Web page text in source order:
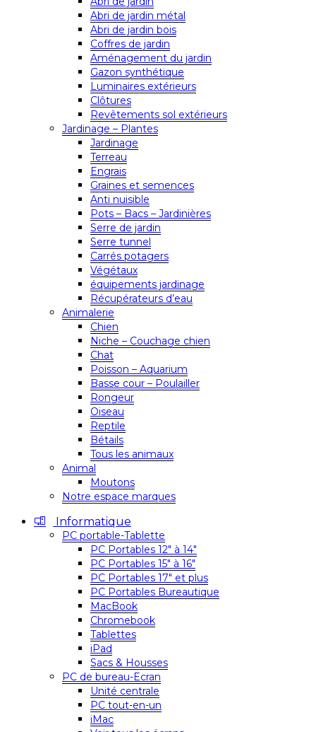
Abri de jardin métal
Abri de jardin bois
Coffres de jardin
Aménagement du jardin
Gazon synthétique
Luminaires extérieurs
Clôtures
Revêtements sol extérieurs
Jardinage – Plantes
Jardinage
Terreau
Engrais
Graines et semences
Anti nuisible
Pots – Bacs – Jardinières
Serre de jardin
Serre tunnel
Carrés potagers
Végétaux
équipements jardinage
Récupérateurs d’eau
Animalerie
Chien
Niche – Couchage chien
Chat
Poisson – Aquarium
Basse cour – Poulailler
Rongeur
Oiseau
Reptile
Bétails
Tous les animaux
Animal
Moutons
Notre espace marques
Informatique
PC portable-Tablette
PC Portables 12″ à 14″
PC Portables 15″ à 16″
PC Portables 17″ et plus
PC Portables Bureautique
MacBook
Chromebook
Tablettes
iPad
Sacs & Housses
PC de bureau-Ecran
Unité centrale
PC tout-en-un
iMac